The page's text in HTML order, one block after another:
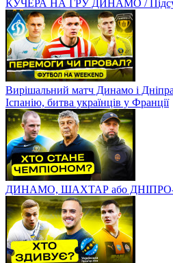
Помилки суддів, втрата
КУЧЕРА НА ГРУ ДИНАМО /
Вирішальний матч Динамо і
Іспанію, битва українців у Франції
ДИНАМО, ШАХТАР або ДНІПРО-